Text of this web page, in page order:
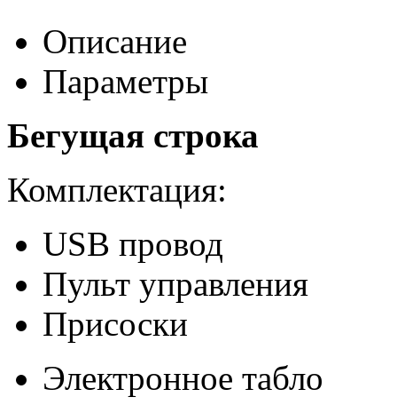
Описание
Параметры
Бегущая строка
Комплектация:
USB провод
Пульт управления
Присоски
Электронное табло